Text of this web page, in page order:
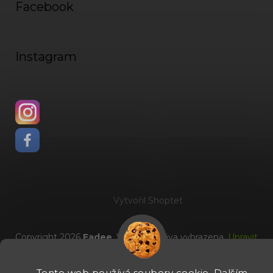
Facebook
Instagram
Vytvořil Shoptet
Copyright 2026Fadee. Všechna práva vyhrazena.Upravit
nastavení cookies